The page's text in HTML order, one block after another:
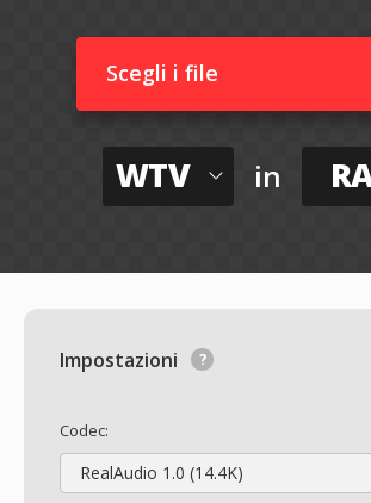
Scegli i file
WTV in
Impostazioni
Codec:
RealAudio 1.0 (14.4K)